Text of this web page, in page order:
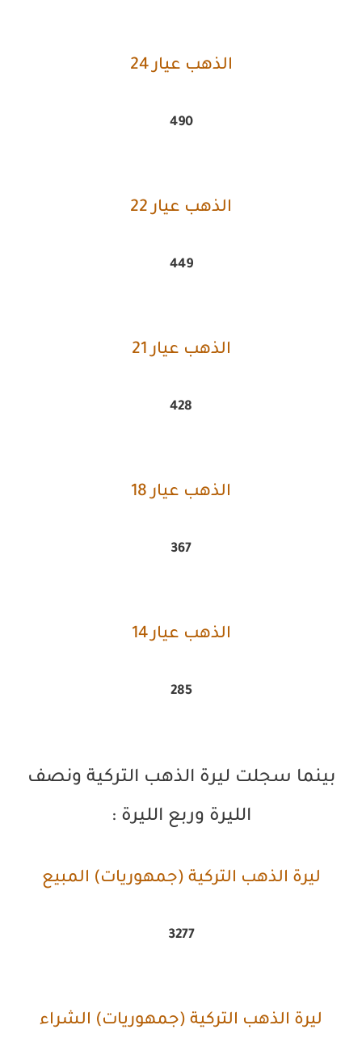
الذهب عيار 24
490
الذهب عيار 22
449
الذهب عيار 21
428
الذهب عيار 18
367
الذهب عيار 14
285
بينما سجلت ليرة الذهب التركية ونصف
الليرة وربع الليرة :
ليرة الذهب التركية (جمهوريات) المبيع
3277
ليرة الذهب التركية (جمهوريات) الشراء